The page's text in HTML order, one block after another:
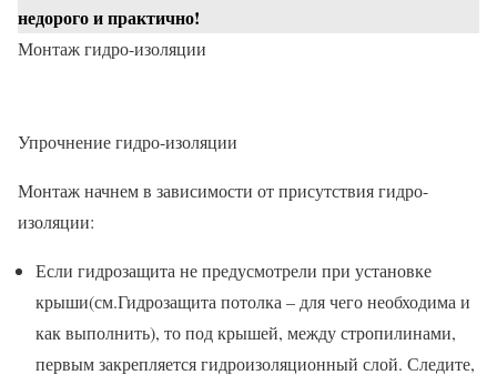
недорого и практично!
Монтаж гидро-изоляции
Упрочнение гидро-изоляции
Монтаж начнем в зависимости от присутствия гидро-
изоляции:
Если гидрозащита не предусмотрели при установке
крыши(см.Гидрозащита потолка – для чего необходима и
как выполнить), то под крышей, между стропилинами,
первым закрепляется гидроизоляционный слой. Следите,